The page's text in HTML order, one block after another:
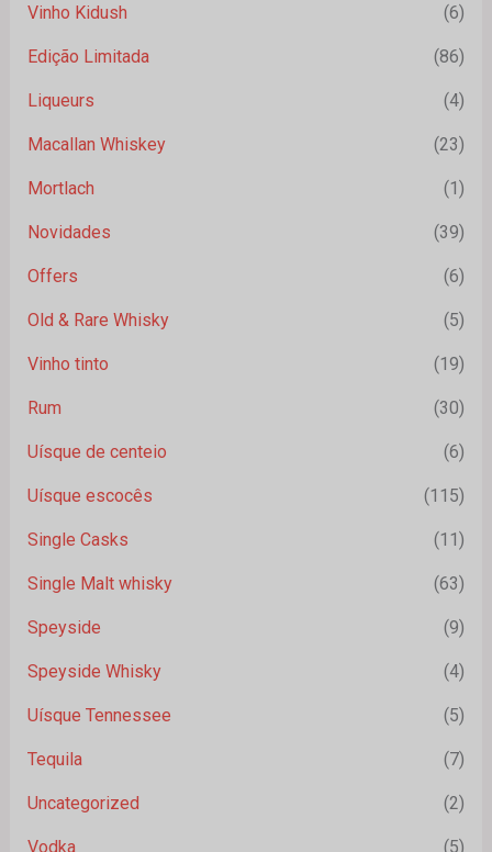
Vinho Kidush (6)
Edição Limitada (86)
Liqueurs (4)
Macallan Whiskey (23)
Mortlach (1)
Novidades (39)
Offers (6)
Old & Rare Whisky (5)
Vinho tinto (19)
Rum (30)
Uísque de centeio (6)
Uísque escocês (115)
Single Casks (11)
Single Malt whisky (63)
Speyside (9)
Speyside Whisky (4)
Uísque Tennessee (5)
Tequila (7)
Uncategorized (2)
Vodka (5)